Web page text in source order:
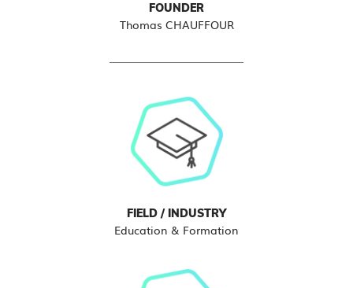
FOUNDER
Thomas CHAUFFOUR
FIELD / INDUSTRY
Education & Formation